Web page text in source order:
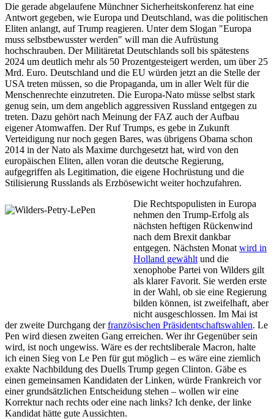
Die gerade abgelaufene Münchner Sicherheitskonferenz hat eine
Antwort gegeben, wie Europa und Deutschland, was die politischen
Eliten anlangt, auf Trump reagieren. Unter dem Slogan "Europa
muss selbstbewusster werden" will man die Aufrüstung
hochschrauben. Der Militäretat Deutschlands soll bis spätestens
2024 um deutlich mehr als 50 Prozentgesteigert werden, um über 25
Mrd. Euro. Deutschland und die EU würden jetzt an die Stelle der
USA treten müssen, so die Propaganda, um in aller Welt für die
Menschenrechte einzutreten. Die Europa-Nato müsse selbst stark
genug sein, um dem angeblich aggressiven Russland entgegen zu
treten. Dazu gehört nach Meinung der FAZ auch der Aufbau
eigener Atomwaffen. Der Ruf Trumps, es gebe in Zukunft
Verteidigung nur noch gegen Bares, was übrigens Obama schon
2014 in der Nato als Maxime durchgesetzt hat, wird von den
europäischen Eliten, allen voran die deutsche Regierung,
aufgegriffen als Legitimation, die eigene Hochrüstung und die
Stilisierung Russlands als Erzbösewicht weiter hochzufahren.
Die Rechtspopulisten in Europa
nehmen den Trump-Erfolg als
nächsten heftigen Rückenwind
nach dem Brexit dankbar
entgegen. Nächsten Monat wird in
Holland gewählt und die
xenophobe Partei von Wilders gilt
als klarer Favorit. Sie werden erste
in der Wahl, ob sie eine Regierung
bilden können, ist zweifelhaft, aber
nicht ausgeschlossen. Im Mai ist
der zweite Durchgang derfranzösischen Präsidentschaftswahlen. Le
Pen wird diesen zweiten Gang erreichen. Wer ihr Gegenüber sein
wird, ist noch ungewiss. Wäre es der rechtsliberale Macron, halte
ich einen Sieg von Le Pen für gut möglich – es wäre eine ziemlich
exakte Nachbildung des Duells Trump gegen Clinton. Gäbe es
einen gemeinsamen Kandidaten der Linken, würde Frankreich vor
einer grundsätzlichen Entscheidung stehen – wollen wir eine
Korrektur nach rechts oder eine nach links? Ich denke, der linke
Kandidat hätte gute Aussichten.